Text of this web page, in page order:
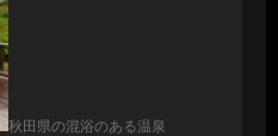
秋田県の混浴のある温泉